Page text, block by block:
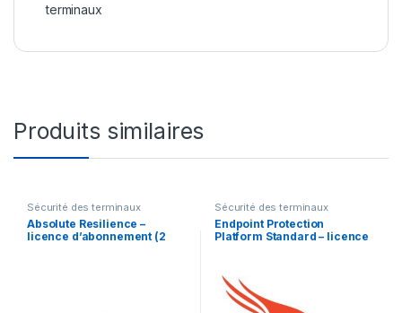
terminaux
Produits similaires
Sécurité des terminaux
Absolute Resilience –
licence d’abonnement (2
Sécurité des terminaux
Endpoint Protection
Platform Standard – licence